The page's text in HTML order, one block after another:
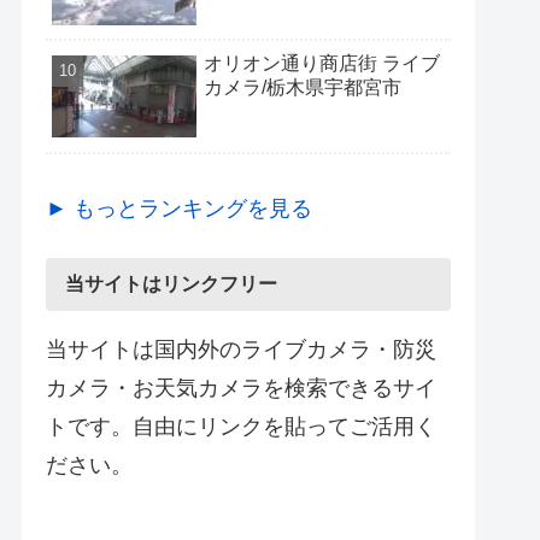
オリオン通り商店街 ライブ
カメラ/栃木県宇都宮市
► もっとランキングを見る
当サイトはリンクフリー
当サイトは国内外のライブカメラ・防災
カメラ・お天気カメラを検索できるサイ
トです。自由にリンクを貼ってご活用く
ださい。